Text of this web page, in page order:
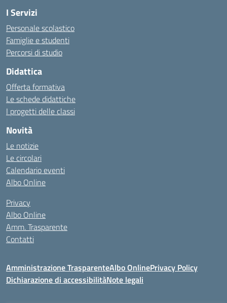
I Servizi
Personale scolastico
Famiglie e studenti
Percorsi di studio
Didattica
Offerta formativa
Le schede didattiche
I progetti delle classi
Novità
Le notizie
Le circolari
Calendario eventi
Albo Online
Privacy
Albo Online
Amm. Trasparente
Contatti
Amministrazione TrasparenteAlbo OnlinePrivacy Policy
Dichiarazione di accessibilitàNote legali